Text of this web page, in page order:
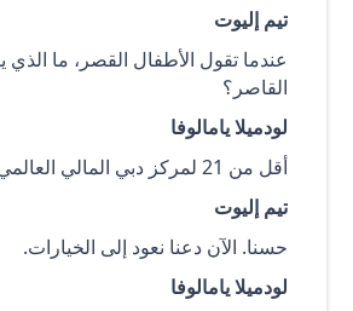
تيم إليوت
عندما تقول الأطفال القصر، ما
القاصر؟
لودميلا يامالوفا
أقل من 21 لمركز دبي المالي العالمي.
تيم إليوت
حسنا. الآن دعنا نعود إلى الخيارات.
لودميلا يامالوفا